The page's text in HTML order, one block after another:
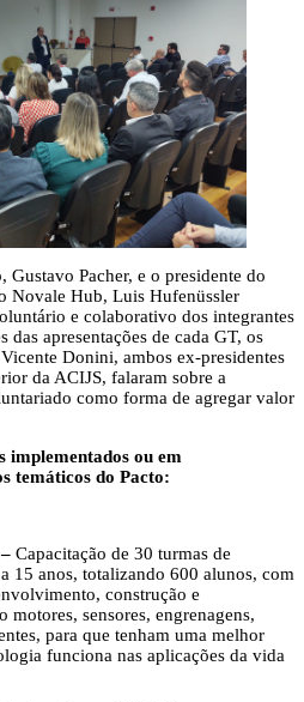
Gustavo Pacher, e o presidente do
Novale Hub, Luis Hufenüssler
e colaborativo dos integrantes
das apresentações de cada GT, os
Donini, ambos ex-presidentes
da ACIJS, falaram sobre a
como forma de agregar valor
implementados ou em
temáticos do Pacto:
Capacitação de 30 turmas de
15 anos, totalizando 600 alunos, com
construção e
motores, sensores, engrenagens,
para que tenham uma melhor
funciona nas aplicações da vida